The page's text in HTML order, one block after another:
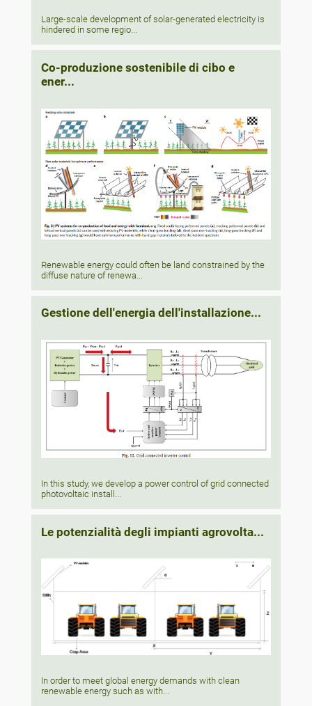
Large-scale development of solar-generated electricity is
hindered in some regio...
Co-produzione sostenibile di cibo e
ener...
Renewable energy could often be land constrained by the
diffuse nature of renewa...
Gestione dell'energia dell'installazione...
In this study, we develop a power control of grid connected
photovoltaic install...
Le potenzialità degli impianti agrovolta...
In order to meet global energy demands with clean
renewable energy such as with...